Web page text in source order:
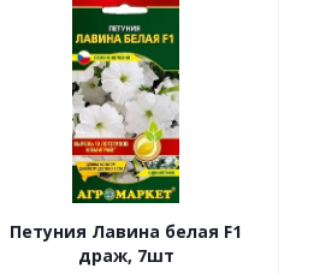
Петуния Лавина белая F1
драж, 7шт